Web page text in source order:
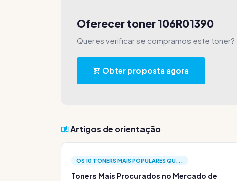
Oferecer toner 106R01390
Queres verificar se compramos este toner?
Obter proposta agora
Artigos de orientação
OS 10 TONERS MAIS POPULARES QU...
Toners Mais Procurados no Mercado de